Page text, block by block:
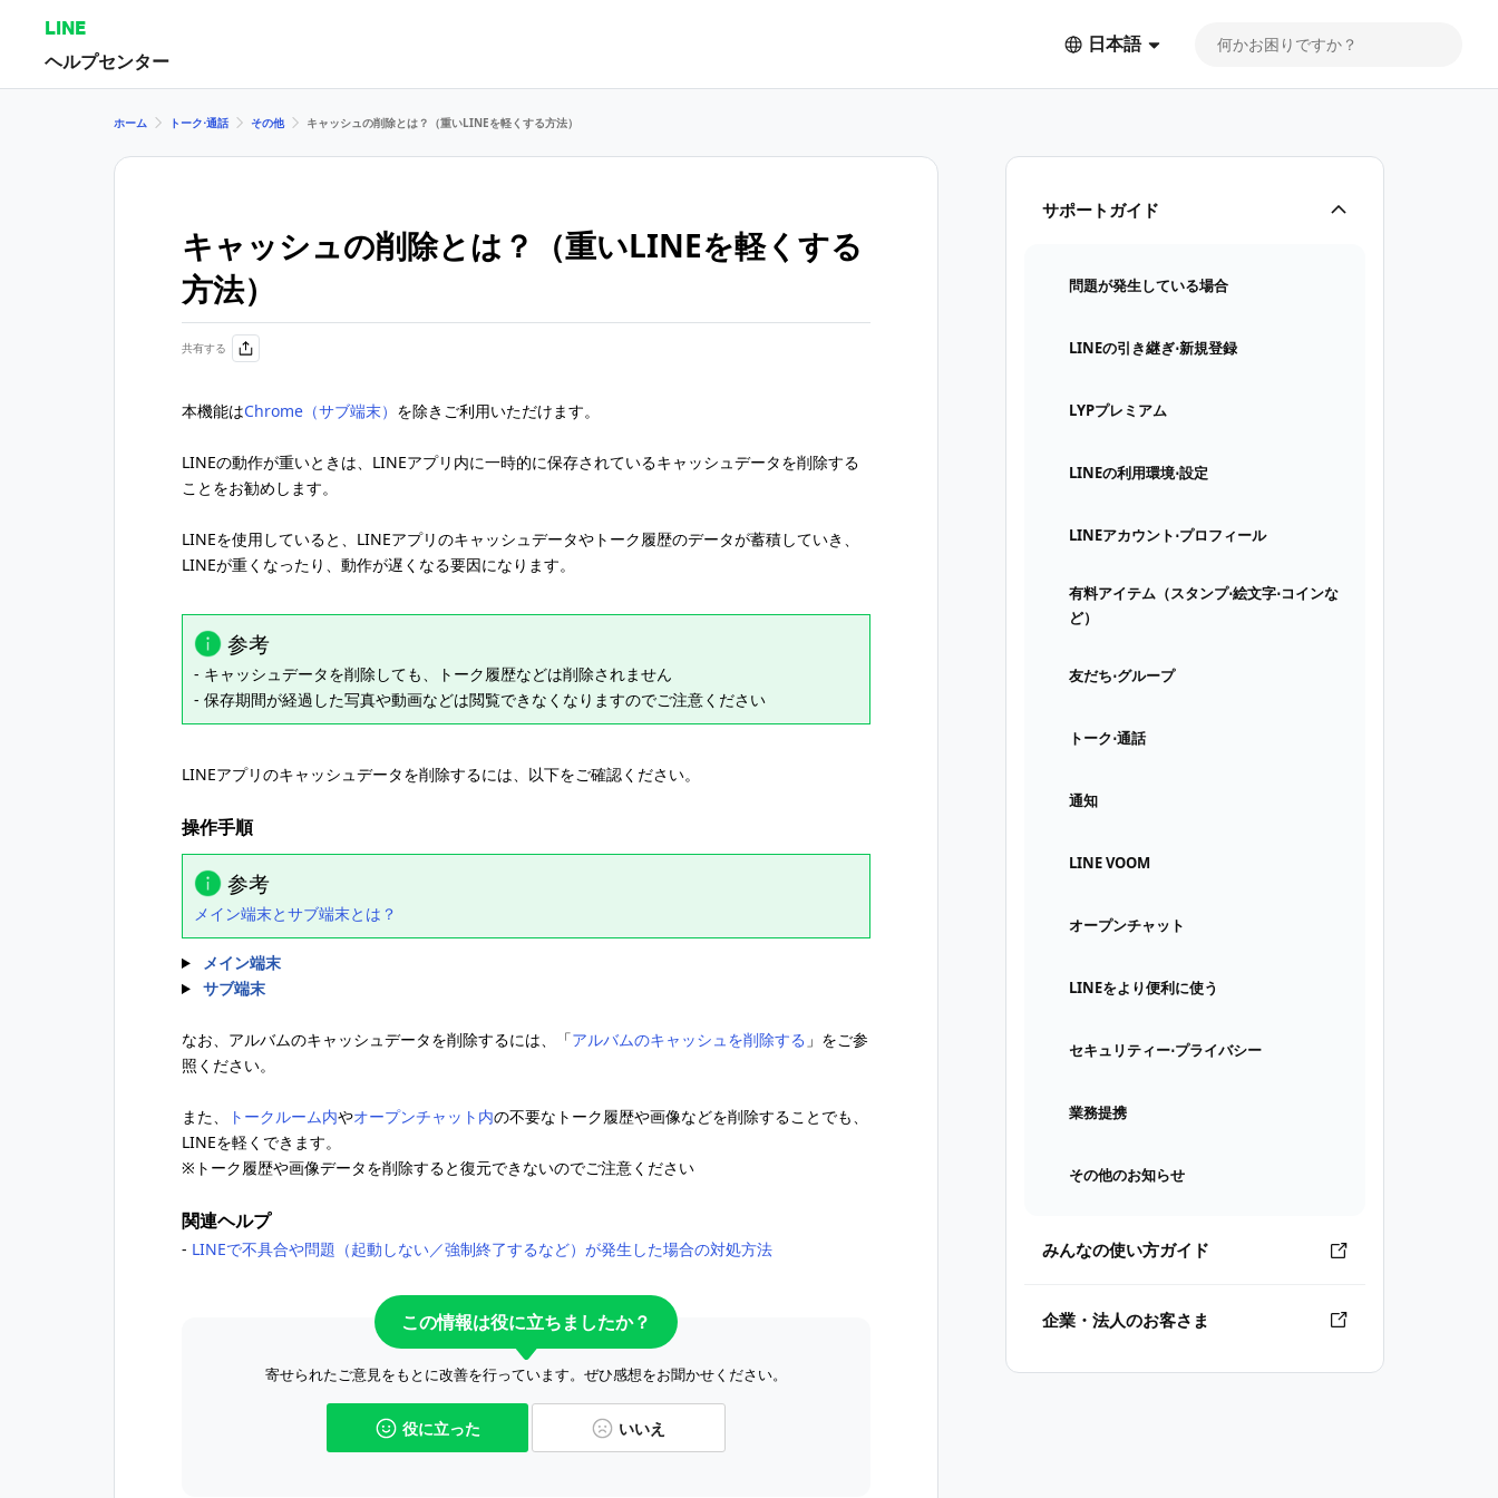
LINE
ヘルプセンター
日本語
サポートガイド
問題が発生している場合
LINEの引き継ぎ⋅新規登録
LYPプレミアム
LINEの利用環境⋅設定
LINEアカウント⋅プロフィール
有料アイテム（スタンプ⋅絵文字⋅コインな
ど）
友だち⋅グループ
トーク⋅通話
通知
LINE VOOM
オープンチャット
LINEをより便利に使う
セキュリティー⋅プライバシー
業務提携
その他のお知らせ
みんなの使い方ガイド
企業・法人のお客さま
ホーム トーク⋅通話 その他 キャッシュの削除とは？（重いLINEを軽くする方法）
キャッシュの削除とは？（重いLINEを軽くする
方法）
共有する
本機能はChrome（サブ端末） を除きご利用いただけます。
LINEの動作が重いときは、LINEアプリ内に一時的に保存されているキャッシュデータを削除する
ことをお勧めします。
LINEを使用していると、LINEアプリのキャッシュデータやトーク履歴のデータが蓄積していき、
LINEが重くなったり、動作が遅くなる要因になります。
参考
- キャッシュデータを削除しても、トーク履歴などは削除されません
- 保存期間が経過した写真や動画などは閲覧できなくなりますのでご注意ください
LINEアプリのキャッシュデータを削除するには、以下をご確認ください。
操作手順
参考
メイン端末とサブ端末とは？
メイン端末
サブ端末
なお、アルバムのキャッシュデータを削除するには、「アルバムのキャッシュを削除する 」をご参
照ください。
また、 トークルーム内やオープンチャット内の不要なトーク履歴や画像などを削除することでも、
LINEを軽くできます。
※トーク履歴や画像データを削除すると復元できないのでご注意ください
関連ヘルプ
‐ LINEで不具合や問題（起動しない／強制終了するなど）が発生した場合の対処方法
この情報は役に立ちましたか？
寄せられたご意見をもとに改善を行っています。ぜひ感想をお聞かせください。
役に立った いいえ